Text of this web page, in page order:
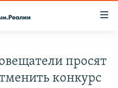
просят
конкурс